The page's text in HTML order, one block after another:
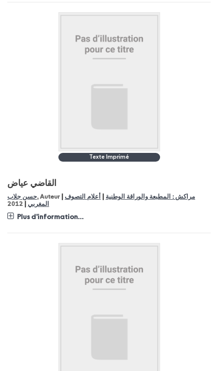
Texte Imprimé
القاضي عياض
حسن جلاب, Auteur مراكش : المطبعة والوراقة الوطنية
أعلام التصوف
المغربي
2012
Plus d'information...